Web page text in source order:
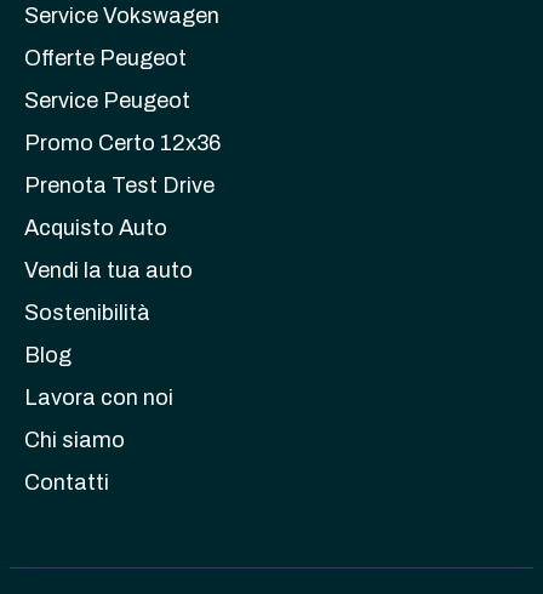
Service Vokswagen
Offerte Peugeot
Service Peugeot
Promo Certo 12x36
Prenota Test Drive
Acquisto Auto
Vendi la tua auto
Sostenibilità
Blog
Lavora con noi
Chi siamo
Contatti